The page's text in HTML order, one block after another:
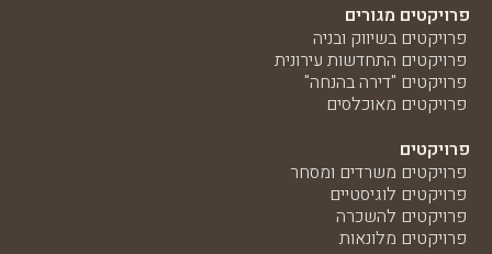
פרויקטים מגורים
פרויקטים בשיווק ובניה
פרויקטים התחדשות עירונית
פרויקטים "דירה בהנחה"
פרויקטים מאוכלסים
פרויקטים
פרויקטים משרדים ומסחר
פרויקטים לוגיסטיים
פרויקטים להשכרה
פרויקטים מלונאות